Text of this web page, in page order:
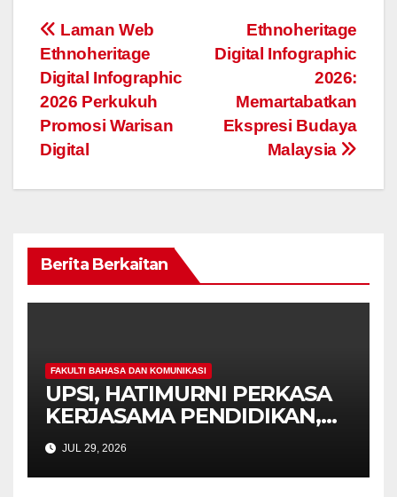
Navigasi
kiriman
Ethnoheritage
Digital Infographic
2026:
Memartabatkan
Ekspresi Budaya
Malaysia
Laman Web
Ethnoheritage
Digital Infographic
2026 Perkukuh
Promosi Warisan
Digital
Berita Berkaitan
FAKULTI BAHASA DAN KOMUNIKASI
UPSI, HATIMURNI PERKASA
KERJASAMA PENDIDIKAN,
BANGUNKAN KURIKULUM
BAHASA CINA DAN
PENDIDIKAN ISLAM
JUL 29, 2026